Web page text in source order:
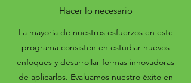
Hacer lo necesario
La mayoría de nuestros esfuerzos en este
programa consisten en estudiar nuevos
enfoques y desarrollar formas innovadoras
de aplicarlos. Evaluamos nuestro éxito en